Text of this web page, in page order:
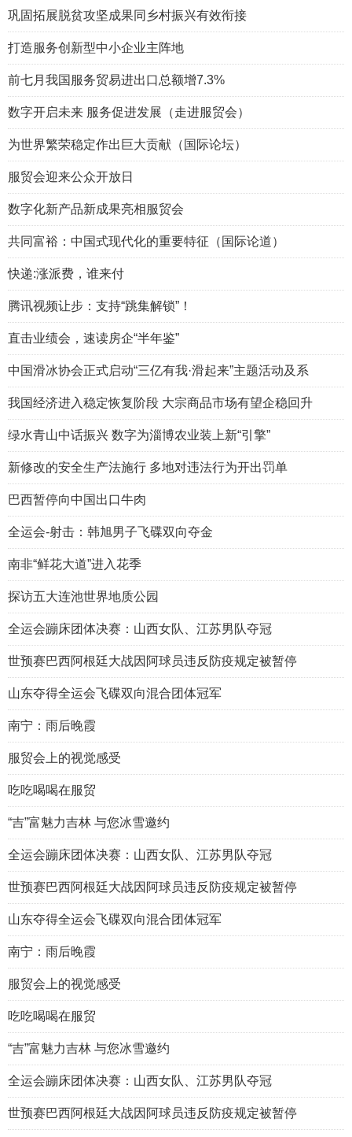
巩固拓展脱贫攻坚成果同乡村振兴有效衔接
打造服务创新型中小企业主阵地
前七月我国服务贸易进出口总额增7.3%
数字开启未来 服务促进发展（走进服贸会）
为世界繁荣稳定作出巨大贡献（国际论坛）
服贸会迎来公众开放日
数字化新产品新成果亮相服贸会
共同富裕：中国式现代化的重要特征（国际论道）
快递:涨派费，谁来付
腾讯视频让步：支持“跳集解锁”！
直击业绩会，速读房企“半年鉴”
中国滑冰协会正式启动“三亿有我·滑起来”主题活动及系
我国经济进入稳定恢复阶段 大宗商品市场有望企稳回升
绿水青山中话振兴 数字为淄博农业装上新“引擎”
新修改的安全生产法施行 多地对违法行为开出罚单
巴西暂停向中国出口牛肉
全运会-射击：韩旭男子飞碟双向夺金
南非“鲜花大道”进入花季
探访五大连池世界地质公园
全运会蹦床团体决赛：山西女队、江苏男队夺冠
世预赛巴西阿根廷大战因阿球员违反防疫规定被暂停
山东夺得全运会飞碟双向混合团体冠军
南宁：雨后晚霞
服贸会上的视觉感受
吃吃喝喝在服贸
“吉”富魅力吉林 与您冰雪邀约
全运会蹦床团体决赛：山西女队、江苏男队夺冠
世预赛巴西阿根廷大战因阿球员违反防疫规定被暂停
山东夺得全运会飞碟双向混合团体冠军
南宁：雨后晚霞
服贸会上的视觉感受
吃吃喝喝在服贸
“吉”富魅力吉林 与您冰雪邀约
全运会蹦床团体决赛：山西女队、江苏男队夺冠
世预赛巴西阿根廷大战因阿球员违反防疫规定被暂停